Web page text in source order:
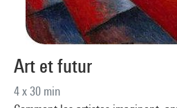
Art et futur
4 x 30 min